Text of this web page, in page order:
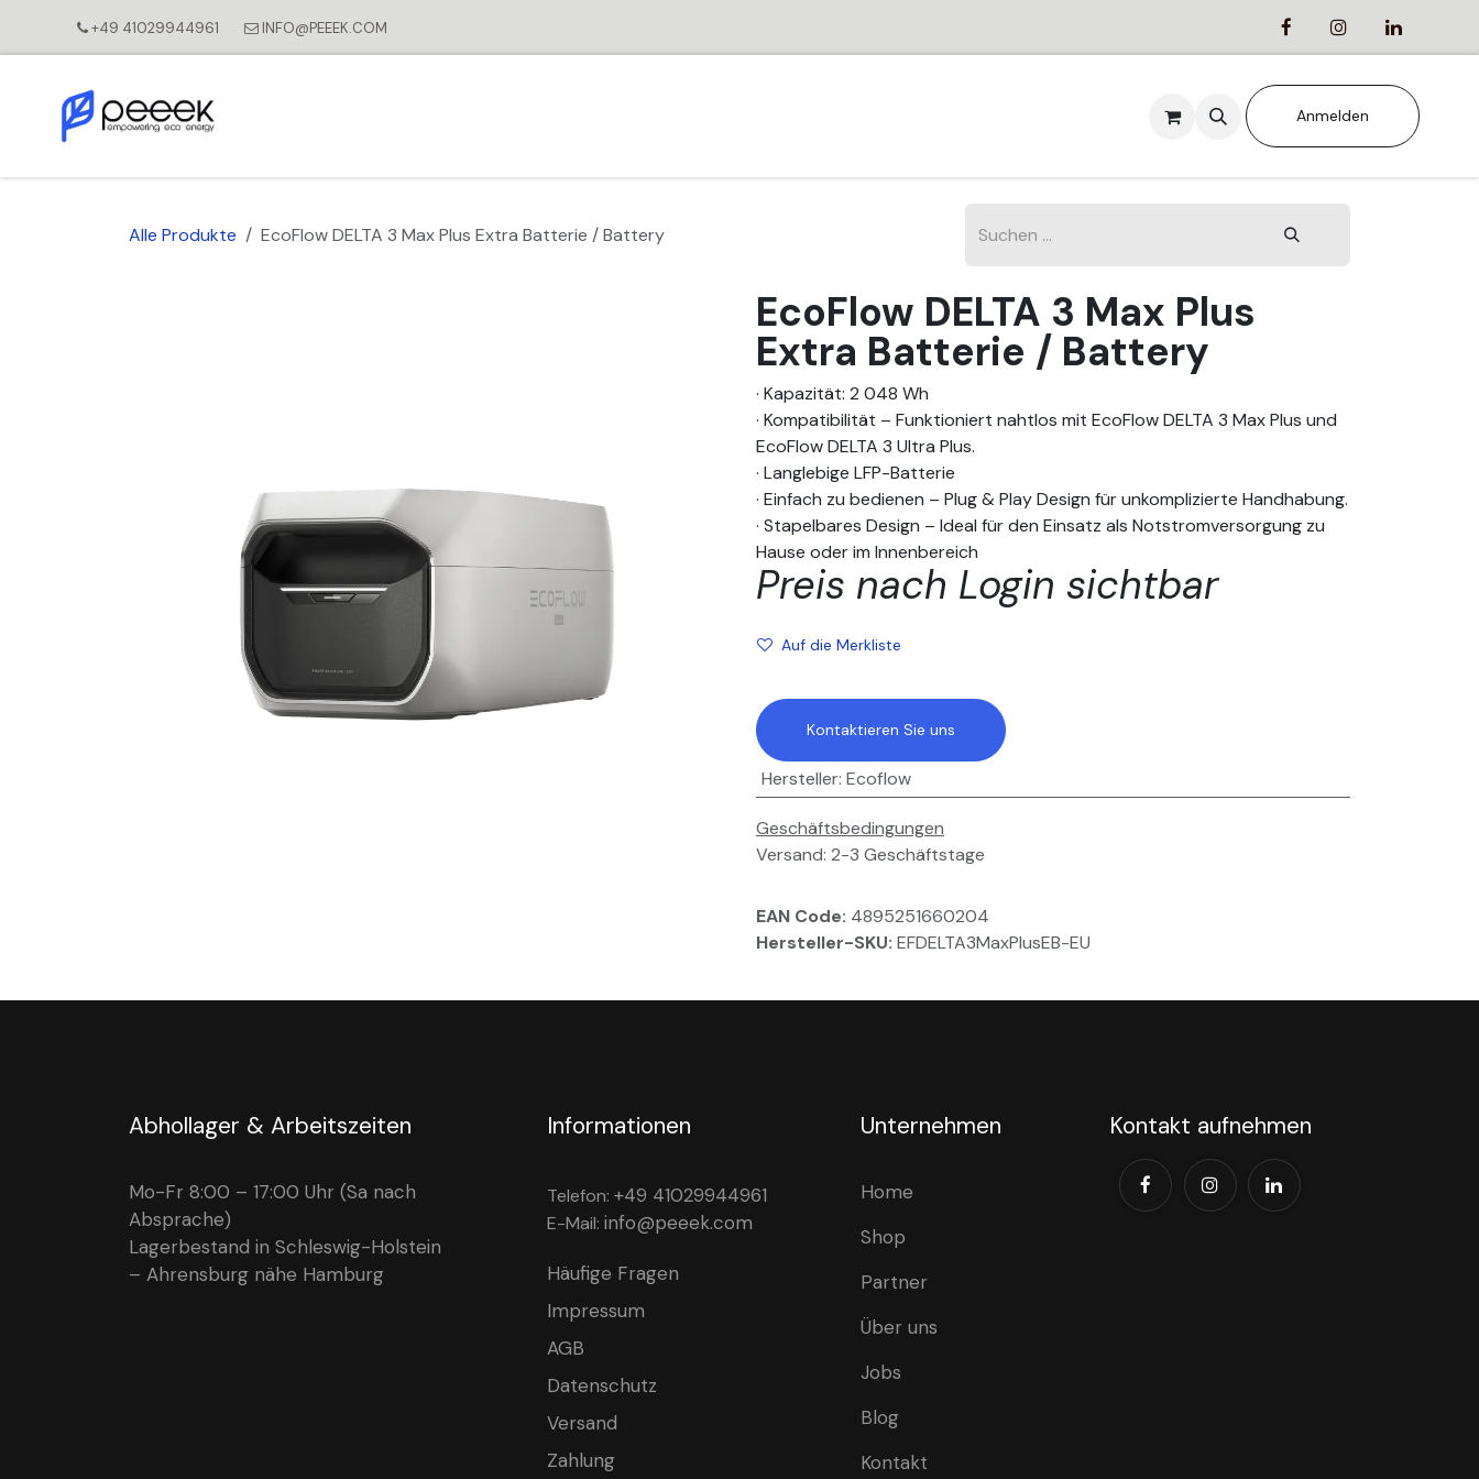
+49 41029944961 INFO@PEEEK.COM
Anmelden
Alle Produkte EcoFlow DELTA 3 Max Plus Extra Batterie / Battery
EcoFlow DELTA 3 Max Plus
Extra Batterie / Battery
· Kapazität: 2 048 Wh
· Kompatibilität – Funktioniert nahtlos mit EcoFlow DELTA 3 Max Plus und
EcoFlow DELTA 3 Ultra Plus.
· Langlebige LFP-Batterie
· Einfach zu bedienen – Plug & Play Design für unkomplizierte Handhabung.
· Stapelbares Design – Ideal für den Einsatz als Notstromversorgung zu
Hause oder im Innenbereich
Preis nach Login sichtbar
Auf die Merkliste
Kontaktieren Sie uns
Hersteller: Ecoflow
Geschäftsbedingungen
Versand: 2-3 Geschäftstage
EAN Code: 4895251660204
Hersteller-SKU: EFDELTA3MaxPlusEB-EU
Abhollager & Arbeitszeiten
Mo-Fr 8:00 – 17:00 Uhr (Sa nach
Absprache)
Lagerbestand in Schleswig-Holstein
– Ahrensburg nähe Hamburg
Informationen
Telefon: +49 41029944961
E-Mail: info@peeek.com
Häufige Fragen
Impressum
AGB
Datenschutz
Versand
Zahlung
Unternehmen
Home
Shop
Partner
Über uns
Jobs
Blog
Kontakt
Kontakt aufnehmen